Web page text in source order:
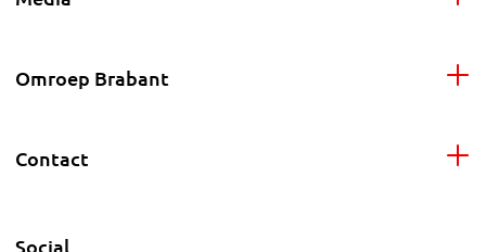
Omroep Brabant
Contact
Social